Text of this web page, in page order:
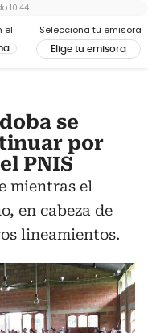
el Selecciona tu emisora
Elige tu emisora
10:44
se
por
PNIS
mientras el
en cabeza de
lineamientos.